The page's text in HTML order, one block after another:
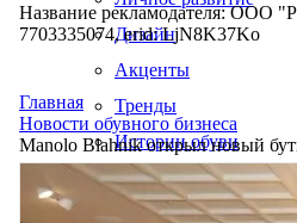
Дизайн
Акценты
Тренды
Истории обуви
Производство
Название рекламодателя: ООО
7703335074, erid: LjN8K37Ko
Главная
Новости обувного бизнеса
Manolo Blahnik открыл новый